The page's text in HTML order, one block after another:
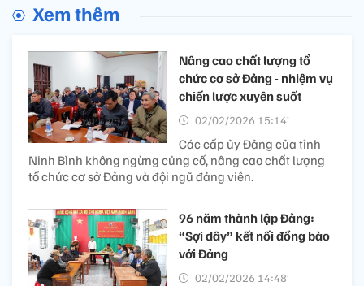
Xem thêm
Nâng cao chất lượng tổ
chức cơ sở Đảng - nhiệm vụ
chiến lược xuyên suốt
02/02/2026 15:14’
Các cấp ủy Đảng của tỉnh
Ninh Bình không ngừng củng cố, nâng cao chất lượng
tổ chức cơ sở Đảng và đội ngũ đảng viên.
96 năm thành lập Đảng:
“Sợi dây” kết nối đồng bào
với Đảng
02/02/2026 14:48’